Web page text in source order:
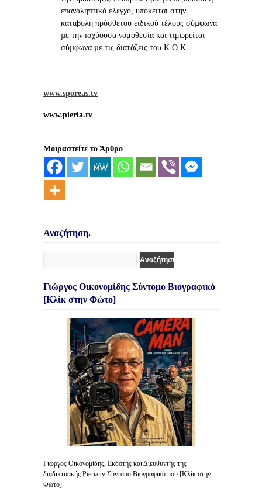
επαναληπτικό έλεγχο, υπόκειται στην
καταβολή πρόσθετου ειδικού τέλους σύµφωνα
µε την ισχύουσα νομοθεσία και τιμωρείται
σύµφωνα µε τις διατάξεις του Κ.Ο.Κ.
www.sporeas.tv
www.pieria.tv
Μοιραστείτε το Άρθρο
Αναζήτηση.
Γιώργος Οικονομίδης Σύντομο Βιογραφικό
[Κλίκ στην Φώτο]
Γιώργος Οικονομίδης, Εκδότης και Διευθυντής της
διαδικτυακής Pieria.tv Σύντομο Βιογραφικό μου [Κλίκ στην
Φώτο].